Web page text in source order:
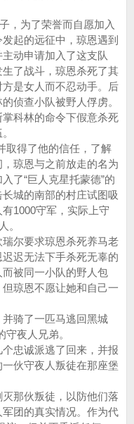
，为了荣誉而自愿加入
起的远征中，琼恩遇到
动申请加入了这支队
了战斗，琼恩杀死了其
是女人而不忍动手。后
侦查小队被野人俘虏。
科林的命令下假意杀死
得了他的信任，了解
琼恩与之前放走的名为
了“巨人克星托蒙德”的
城的南部的村庄试图吸
1000守军，实际上守
。
尔要求琼恩杀死养马老
迟无法下手杀死无辜的
被同一小队的野人包
琼恩不愿让她和自己一
骑了一匹马逃回黑城
夜人兄弟。
忠诚派逃了回来，并报
伙守夜人叛徒在那座堡
那伙叛徒，以防他们落
团的真实情况。作为代